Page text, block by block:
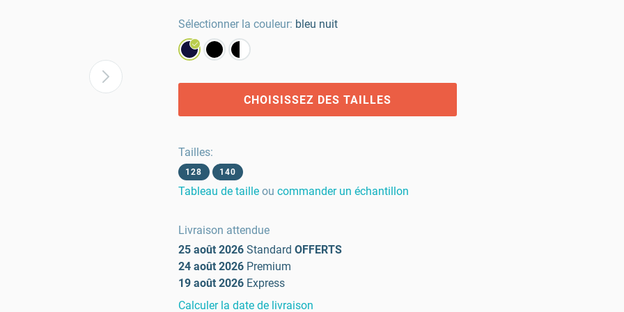
Sélectionner la couleur: bleu nuit
CHOISISSEZ DES TAILLES
Tailles:
128 140
Tableau de taille ou commander un échantillon
Livraison attendue
25 août 2026 Standard OFFERTS
24 août 2026 Premium
19 août 2026 Express
Calculer la date de livraison